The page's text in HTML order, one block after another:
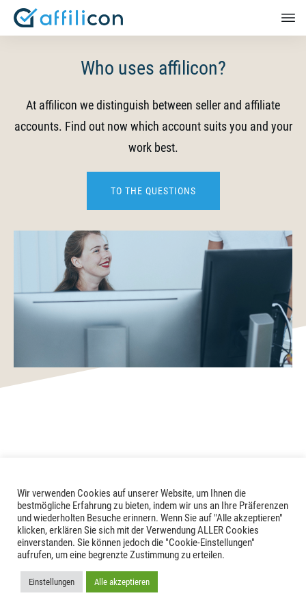
Who uses affilicon?
At affilicon we distinguish between seller and affiliate
accounts. Find out now which account suits you and your
work best.
TO THE QUESTIONS
Wir verwenden Cookies auf unserer Website, um Ihnen die
bestmögliche Erfahrung zu bieten, indem wir uns an Ihre Präferenzen
und wiederholten Besuche erinnern. Wenn Sie auf "Alle akzeptieren"
klicken, erklären Sie sich mit der Verwendung ALLER Cookies
einverstanden. Sie können jedoch die "Cookie-Einstellungen"
aufrufen, um eine begrenzte Zustimmung zu erteilen.
Einstellungen Alle akzeptieren